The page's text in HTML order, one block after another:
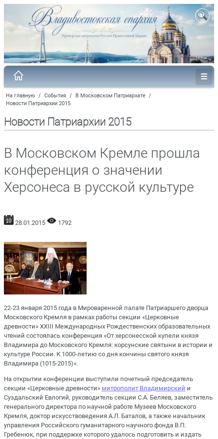
На главную / События / В Московском Патриархате /
Новости Патриархии 2015
Новости Патриархии 2015
В Московском Кремле прошла
конференция о значении
Херсонеса в русской культуре
28.01.2015 1792
22-23 января 2015 года в Мироваренной палате Патриаршего дворца
Московского Кремля в рамках работы секции «Церковные
древности» XXIII Международных Рождественских образовательных
чтений состоялась конференция «От херсонесской купели князя
Владимира до Московского Кремля: корсунские святыни в истории и
культуре России. К 1000-летию со дня кончины святого князя
Владимира (1015-2015)».
На открытии конференции выступили почетный председатель
секции «Церковные древности» митрополит Владимирский и
Суздальский Евлогий, руководитель секции С.А. Беляев, заместитель
генерального директора по научной работе Музеев Московского
Кремля, доктор искусствоведения А.Л. Баталов, а также начальник
управления Российского гуманитарного научного фонда В.П.
Гребенюк, при поддержке которого удалось подготовить и издать